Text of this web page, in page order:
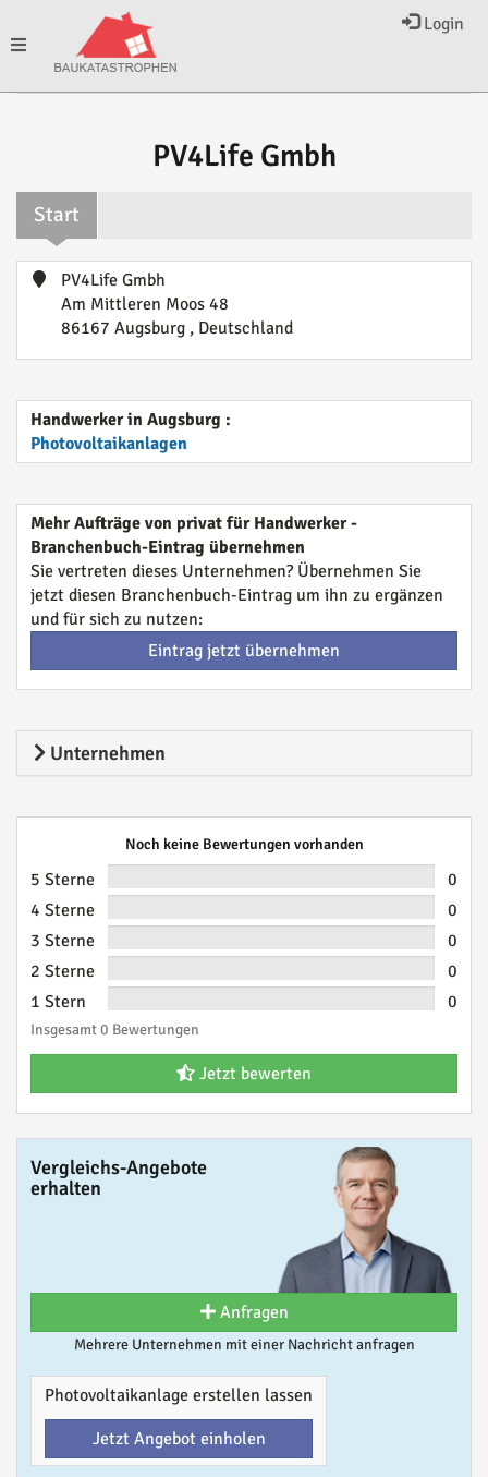
Login
Toggle
PV4Life Gmbh
Start
PV4Life Gmbh
Am Mittleren Moos 48
86167 Augsburg , Deutschland
Handwerker in Augsburg :
Photovoltaikanlagen
Mehr Aufträge von privat für Handwerker -
Branchenbuch-Eintrag übernehmen
Sie vertreten dieses Unternehmen? Übernehmen Sie
jetzt diesen Branchenbuch-Eintrag um ihn zu ergänzen
und für sich zu nutzen:
Eintrag jetzt übernehmen
Unternehmen
Noch keine Bewertungen vorhanden
5 Sterne
0
4 Sterne
0
3 Sterne
0
2 Sterne
0
1 Stern
0
Insgesamt 0 Bewertungen
Jetzt bewerten
Vergleichs-Angebote
erhalten
Anfragen
Mehrere Unternehmen mit einer Nachricht anfragen
Photovoltaikanlage erstellen lassen
Jetzt Angebot einholen